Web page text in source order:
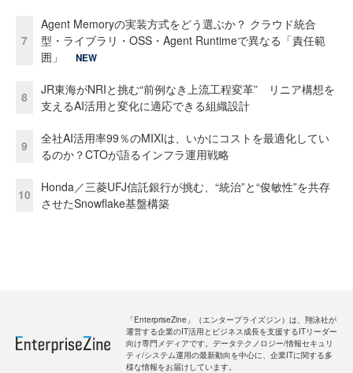
7
Agent Memoryの実装方式をどう選ぶか？ クラウド統合
型・ライブラリ・OSS・Agent Runtimeで異なる「責任範
囲」
NEW
8
JR東海がNRIと挑む“前例なき上流工程変革” リニア構想を
支えるAI活用と変化に適応できる組織設計
9
全社AI活用率99％のMIXIは、いかにコストを最適化してい
るのか？CTOが語るインフラ運用戦略
10
Honda／三菱UFJ信託銀行が挑む、“統治”と“俊敏性”を共存
させたSnowflake基盤構築
「EnterpriseZine」（エンタープライズジン）は、翔泳社が
運営する企業のIT活用とビジネス成長を支援するITリーダー
向け専門メディアです。データテクノロジー/情報セキュリ
ティ/システム運用の最新動向を中心に、企業ITに関する多
様な情報をお届けしています。